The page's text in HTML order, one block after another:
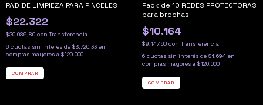
PAD DE LIMPIEZA PARA PINCELES
$22.322
$20.089,80 con Transferencia
6 cuotas sin interés de $3.720,33
Pack de 10 REDES PROTECTORAS
para brochas
$10.164
$9.147,60 con Transferencia
6 cuotas sin interés de $1.694